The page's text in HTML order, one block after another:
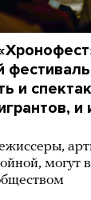
и
и
могут